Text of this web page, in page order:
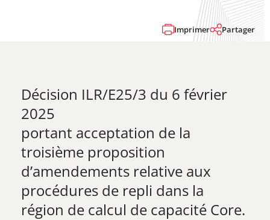
Imprimer Partager
Décision ILR/E25/3 du 6 février
2025
portant acceptation de la
troisième proposition
d’amendements relative aux
procédures de repli dans la
région de calcul de capacité Core.